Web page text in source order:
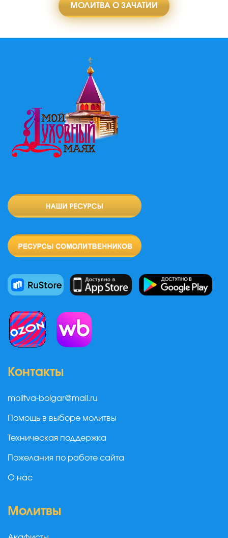
МОЛИТВА О ЗАЧАТИИ
Контакты
molitva-bolgar@mail.ru
Помощь в выборе молитвы
Техническая поддержка
Пожелания по работе сайта
О нас
Молитвы